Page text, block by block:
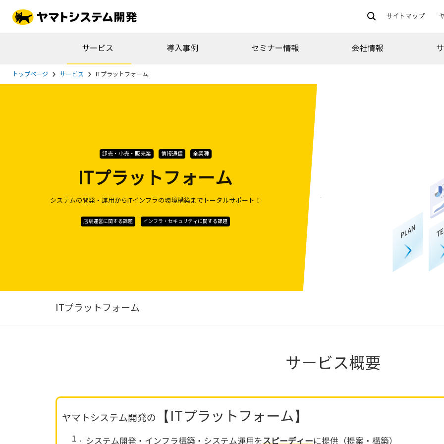
サイトマップ
サービス 導入事例 セミナー情報 会社情報
トップページ サービス ITプラットフォーム
卸売・小売・販売業 情報通信 全業種
ITプラットフォーム
システムの開発・運用からITインフラの環境構築までトータルサポート！
店舗運営に関する課題 インフラ・セキュリティに関する課題
ITプラットフォーム
サービス概要
ヤマトシステム開発の 【ITプラットフォーム】
1． システム開発・インフラ構築・システム運用をスピーディーに提供（提案・構築）